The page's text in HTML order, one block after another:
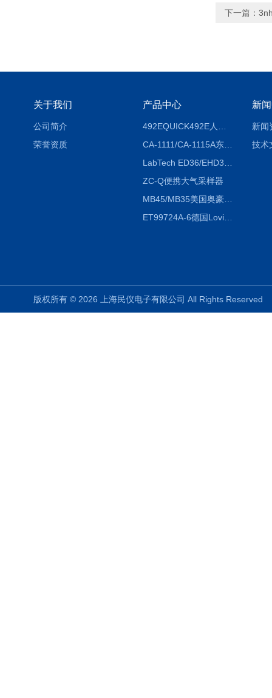
下一篇：
关于我们
公司简介
荣誉资质
产品中心
CA-1111/CA-1115A东京理化EYELA CA-1111/CA-1115A冷却水循环装置
ZC-Q便携大气采样器
MB45/MB35美国奥豪斯OHAUS MB45/MB35卤素红外水分测定仪
ET99724A-6德国Lovibond ET99724A-6微电脑BOD测定仪
新
新闻
技术
版权所有 © 2026 上海民仪电子有限公司 All Rights